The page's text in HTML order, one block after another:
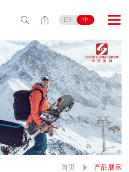
EN 中
首页 产品展示